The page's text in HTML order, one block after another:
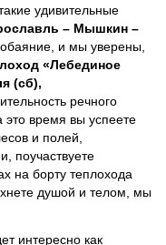
удивительные
– Мышкин –
и мы уверены,
«Лебединое
(сб),
речного
это время вы успеете
и полей,
поучаствуете
на борту теплохода
душой и телом, мы
интересно как